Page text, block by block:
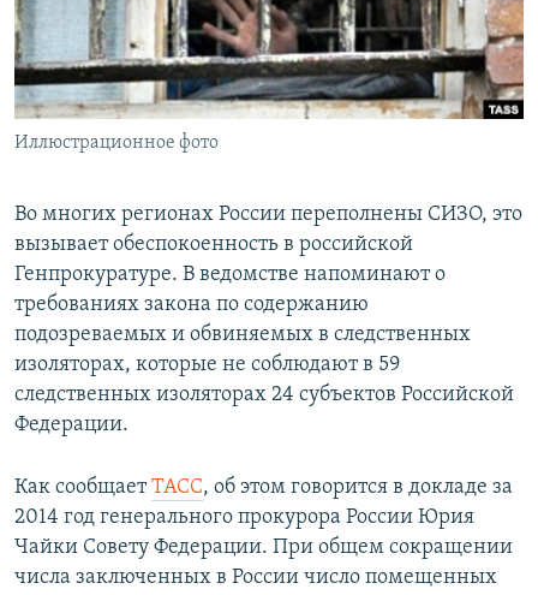
ПОБЕДИТЕЛЕЙ НЕ СУДЯТ?
КРЫМ.НЕПОКОРЕННЫЙ
ELIFBE
УКРАИНСКАЯ ПРОБЛЕМА КРЫМА
ПРИСОЕДИНЯЙТЕСЬ!
Иллюстрационное фото
Во многих регионах России переполнены СИЗО, это
вызывает обеспокоенность в российской
Генпрокуратуре. В ведомстве напоминают о
требованиях закона по содержанию
подозреваемых и обвиняемых в следственных
изоляторах, которые не соблюдают в 59
следственных изоляторах 24 субъектов Российской
Федерации.
Как сообщаетТАСС, об этом говорится в докладе за
2014 год генерального прокурора России Юрия
Чайки Совету Федерации. При общем сокращении
числа заключенных в России число помещенных